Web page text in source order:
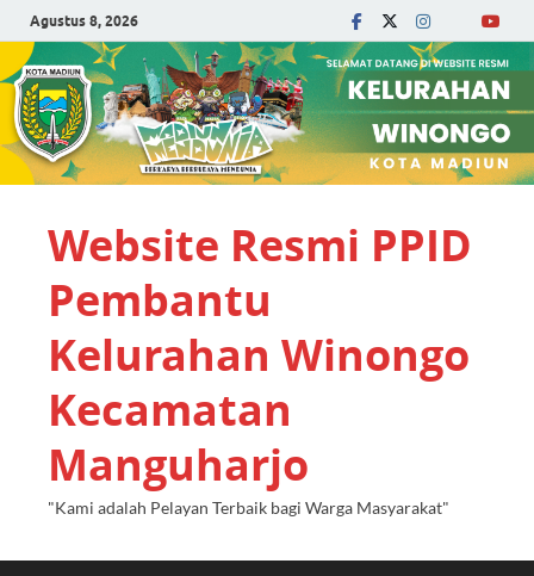
Agustus 8, 2026
Website Resmi PPID
Pembantu
Kelurahan Winongo
Kecamatan
Manguharjo
"Kami adalah Pelayan Terbaik bagi Warga Masyarakat"